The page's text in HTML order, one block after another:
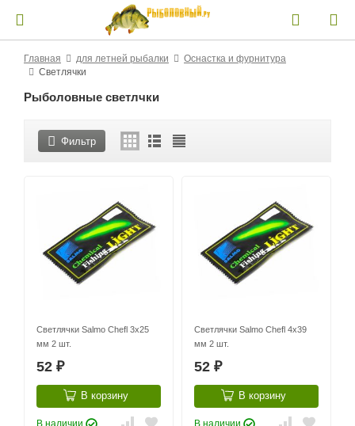
Главная для летней рыбалки
Оснастка и фурнитура
Светлячки
Рыболовные светлчки
Фильтр
Светлячки Salmo Chefl 3x25
мм 2 шт.
52 ₽
В корзину
В наличии
Светлячки Salmo Chefl 4x39
мм 2 шт.
52 ₽
В корзину
В наличии